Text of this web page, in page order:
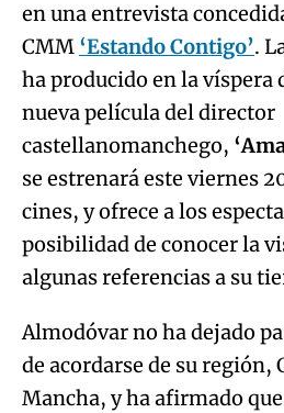
en una entrevista
CMM ‘Estando Contigo’.
ha producido en la víspera
nueva película del director
castellanomanchego,
se estrenará este viernes
cines, y ofrece a los
posibilidad de conocer la
algunas referencias a su
Almodóvar no ha dejado
de acordarse de su región,
Mancha, y ha afirmado que